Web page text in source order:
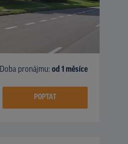
Doba pronájmu: od 1 měsíce
POPTAT